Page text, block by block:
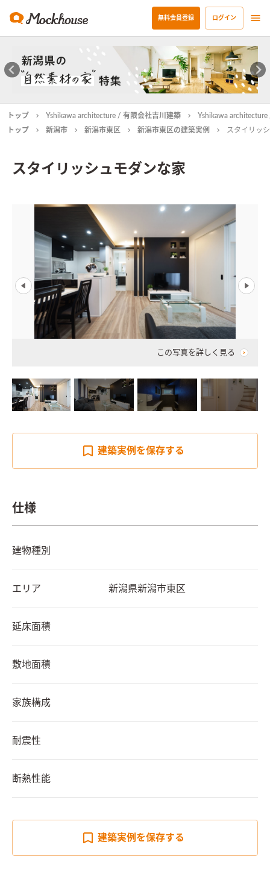
無料会員登録 ログイン
トップ Yshikawa architecture / 有限会社吉川建築
Yshikawa
トップ
新潟市 新潟市東区 新潟市東区の建築実例 スタイリッ
スタイリッシュモダンな家
この写真を詳しく見る
建築実例を保存する
仕様
建物種別
エリア 新潟県新潟市東区
延床面積
敷地面積
家族構成
耐震性
断熱性能
建築実例を保存する